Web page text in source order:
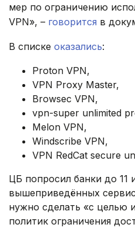
мер по ограничению
VPN», – говорится в
В списке оказались:
Proton VPN,
VPN Proxy Master,
Browsec VPN,
vpn-super unlimited
Melon VPN,
Windscribe VPN,
VPN RedCat secure
ЦБ попросил банки до 11
вышеприведённых
нужно сделать «с целью
политик ограничения